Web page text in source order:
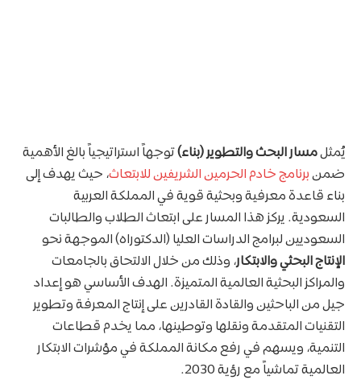
يُمثلمسار البحث والتطوير (بناء)توجهاً استراتيجياً بالغ الأهمية
ضمنبرنامج خادم الحرمين الشريفين للابتعاث، حيث يهدف إلى
بناء قاعدة معرفية وبحثية قوية في المملكة العربية
السعودية. يركز هذا المسار على ابتعاث الطلاب والطالبات
السعوديين لبرامج الدراسات العليا (الدكتوراه) الموجهة نحو
الإنتاج البحثي والابتكار، وذلك من خلال الالتحاق بالجامعات
والمراكز البحثية العالمية المتميزة. الهدف الأساسي هو إعداد
جيل من الباحثين والقادة القادرين على إنتاج المعرفة وتطوير
التقنيات المتقدمة ونقلها وتوطينها، مما يخدم قطاعات
التنمية، ويسهم في رفع مكانة المملكة في مؤشرات الابتكار
العالمية تماشياً مع رؤية 2030.